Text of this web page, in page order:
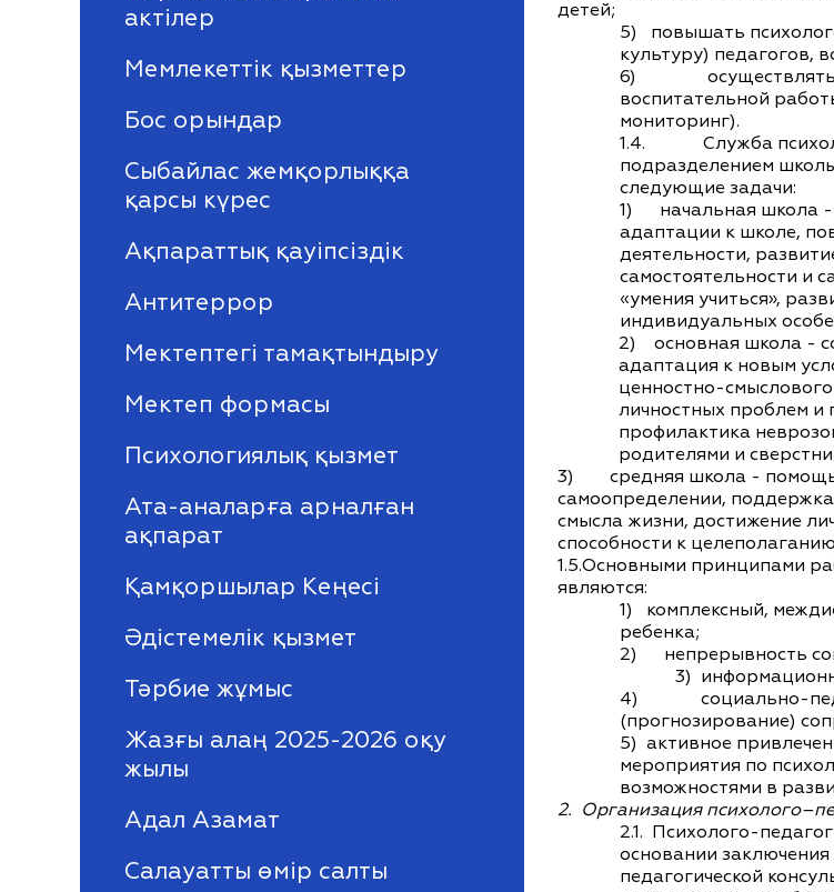
актілер
Мемлекеттік қызметтер
Бос орындар
Сыбайлас жемқорлыққа
қарсы күрес
Ақпараттық қауіпсіздік
Антитеррор
Мектептегі тамақтындыру
Мектеп формасы
Психологиялық қызмет
Ата-аналарға арналған
ақпарат
Қамқоршылар Кеңесі
Әдістемелік қызмет
Тәрбие жұмыс
Жазғы алаң 2025-2026 оқу
жылы
Адал Азамат
Салауатты өмір салты
детей;
5) повышать
культуру) педагогов,
6) осуществлять
воспитательной
мониторинг).
1.4. Служба
подразделением
следующие задачи:
1) начальная школа -
адаптации к школе,
деятельности,
самостоятельности и
«умения учиться»,
индивидуальных
2) основная школа -
адаптация к новым
ценностно-
личностных проблем
профилактика
родителями и
3) средняя школа - помощь
самоопределении,
смысла жизни, достижение
способности к
1.5.Основными принципами
являются:
1) комплексный,
ребенка;
2) непрерывность
3)
4) социально-
(прогнозирование)
5) активное
мероприятия по
возможностями в
2. Организация
2.1. Психолого-
основании
педагогической